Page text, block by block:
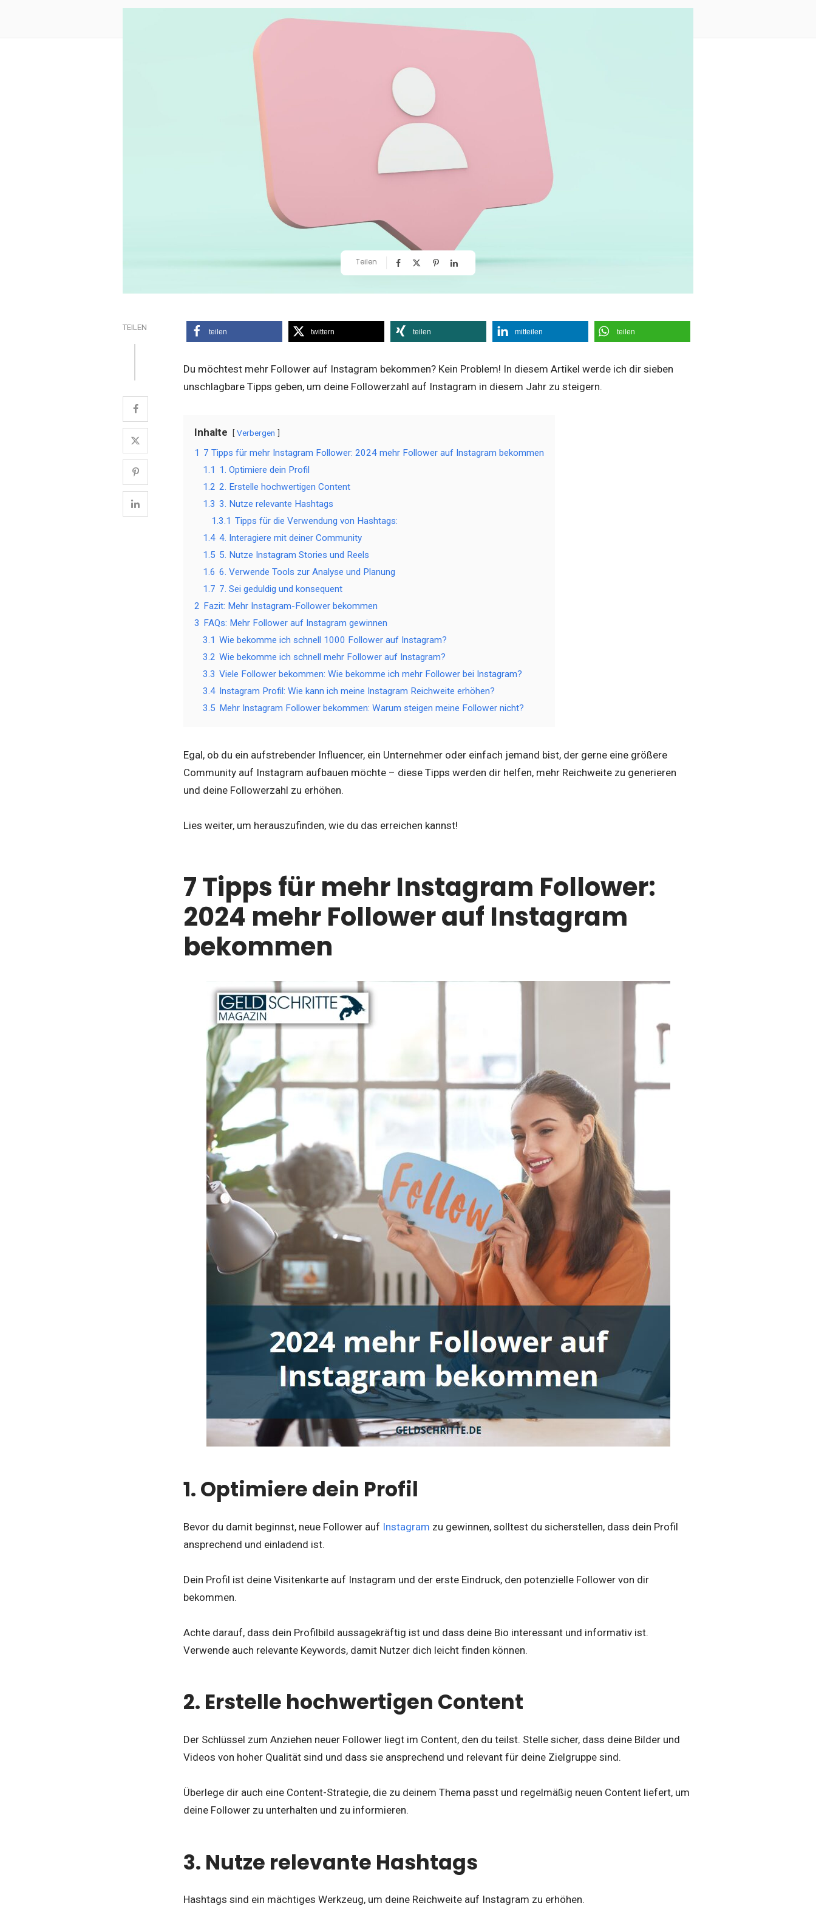
Teilen
TEILEN teilen twittern teilen mitteilen teilen
Du möchtest mehr Follower auf Instagram bekommen? Kein Problem! In diesem Artikel werde ich dir sieben
unschlagbare Tipps geben, um deine Followerzahl auf Instagram in diesem Jahr zu steigern.
Inhalte Verbergen
1 7 Tipps für mehr Instagram Follower: 2024 mehr Follower auf Instagram bekommen
1.1 1. Optimiere dein Profil
1.2 2. Erstelle hochwertigen Content
1.3 3. Nutze relevante Hashtags
1.3.1 Tipps für die Verwendung von Hashtags:
1.4 4. Interagiere mit deiner Community
1.5 5. Nutze Instagram Stories und Reels
1.6 6. Verwende Tools zur Analyse und Planung
1.7 7. Sei geduldig und konsequent
2 Fazit: Mehr Instagram-Follower bekommen
3
FAQs: Mehr Follower auf Instagram gewinnen
3.1 Wie bekomme ich schnell 1000 Follower auf Instagram?
3.2 Wie bekomme ich schnell mehr Follower auf Instagram?
3.3 Viele Follower bekommen: Wie bekomme ich mehr Follower bei Instagram?
3.4 Instagram Profil: Wie kann ich meine Instagram Reichweite erhöhen?
3.5 Mehr Instagram Follower bekommen: Warum steigen meine Follower nicht?
Egal, ob du ein aufstrebender Influencer, ein Unternehmer oder einfach jemand bist, der gerne eine größere
Community auf Instagram aufbauen möchte – diese Tipps werden dir helfen, mehr Reichweite zu generieren
und deine Followerzahl zu erhöhen.
Lies weiter, um herauszufinden, wie du das erreichen kannst!
7 Tipps für mehr Instagram Follower:
2024 mehr Follower auf Instagram
bekommen
1. Optimiere dein Profil
Bevor du damit beginnst, neue Follower auf Instagram zu gewinnen, solltest du sicherstellen, dass dein Profil
ansprechend und einladend ist.
Dein Profil ist deine Visitenkarte auf Instagram und der erste Eindruck, den potenzielle Follower von dir
bekommen.
Achte darauf, dass dein Profilbild aussagekräftig ist und dass deine Bio interessant und informativ ist.
Verwende auch relevante Keywords, damit Nutzer dich leicht finden können.
2. Erstelle hochwertigen Content
Der Schlüssel zum Anziehen neuer Follower liegt im Content, den du teilst. Stelle sicher, dass deine Bilder und
Videos von hoher Qualität sind und dass sie ansprechend und relevant für deine Zielgruppe sind.
Überlege dir auch eine Content-Strategie, die zu deinem Thema passt und regelmäßig neuen Content liefert, um
deine Follower zu unterhalten und zu informieren.
3. Nutze relevante Hashtags
Hashtags sind ein mächtiges Werkzeug, um deine Reichweite auf Instagram zu erhöhen.